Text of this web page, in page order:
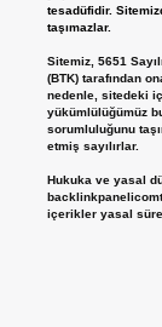
tesadüfidir.
taşımazlar.
Sitemiz, 5651
(BTK) tarafından
nedenle, sitedeki
yükümlülüğümüz
sorumluluğunu
etmiş sayılırlar.
Hukuka ve yasal
içerikler yasal süre